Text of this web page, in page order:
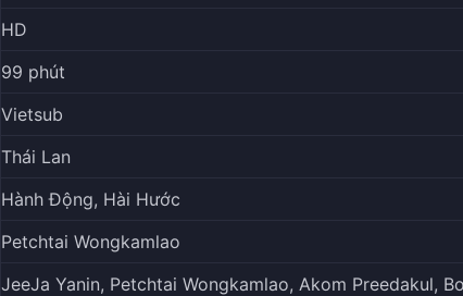
HD
99 phút
Vietsub
Thái Lan
Hành Động, Hài Hước
Petchtai Wongkamlao
JeeJa Yanin, Petchtai Wongkamlao, Akom Preedakul,